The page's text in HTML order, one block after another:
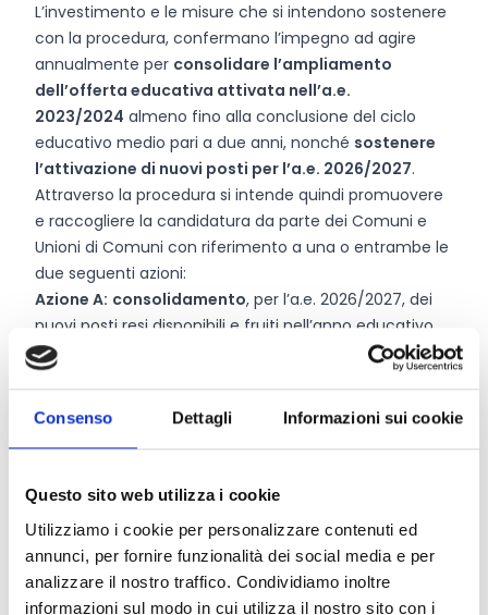
Consenso Dettagli Informazioni sui cookie
Questo sito web utilizza i cookie
Utilizziamo i cookie per personalizzare contenuti ed
annunci, per fornire funzionalità dei social media e per
analizzare il nostro traffico. Condividiamo inoltre
informazioni sul modo in cui utilizza il nostro sito con i
L’investimento e le misure che si intendono sostenere
con la procedura, confermano l’impegno ad agire
annualmente per consolidare l’ampliamento
dell’offerta educativa attivata nell’a.e.
2023/2024 almeno fino alla conclusione del ciclo
educativo medio pari a due anni, nonché sostenere
l’attivazione di nuovi posti per l’a.e. 2026/2027.
Attraverso la procedura si intende quindi promuovere
e raccogliere la candidatura da parte dei Comuni e
Unioni di Comuni con riferimento a una o entrambe le
due seguenti azioni:
Azione A: consolidamento, per l’a.e. 2026/2027, dei
nuovi posti resi disponibili e fruiti nell’anno educativo
2025/2026 in attuazione delle delibere di Giunta
regionale nn. 1202/2025 e 1523/2025;
dell’offerta di servizi educativi per la prima infanzia
con il sostegno all’attivazione di nuovi posti;
carico delle famiglie per promuovere l’accesso ai
servizi educativi 0–3 anni per l’a.e. 2026/2027.